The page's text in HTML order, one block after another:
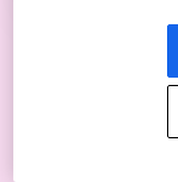
れます。